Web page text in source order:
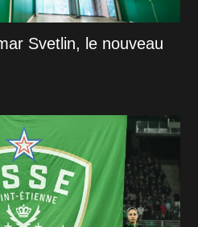
Svetlin, le nouveau